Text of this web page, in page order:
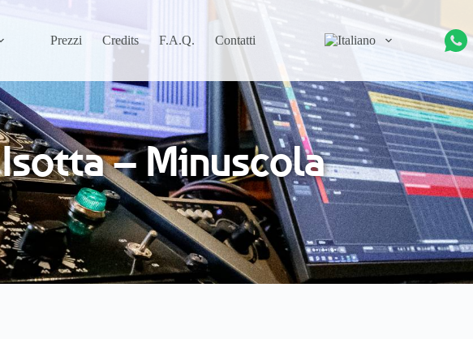
Prezzi Credits F.A.Q. Contatti
Isotta – Minuscola